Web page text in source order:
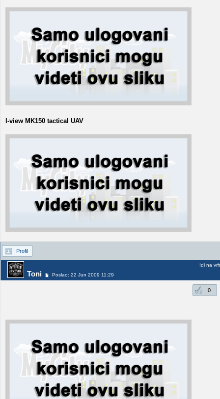
I-view MK150 tactical UAV
Profil
Toni Poslao: 22 Jun 2009 11:29
Idi na vrh
0